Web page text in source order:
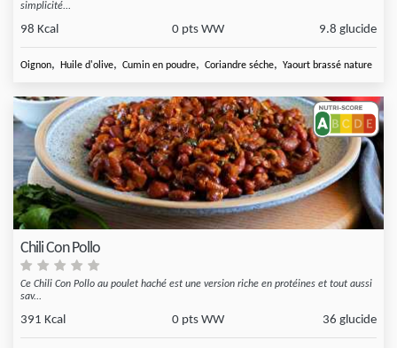
simplicité...
98 Kcal 0 pts WW 9.8 glucide
Oignon, Huile d'olive, Cumin en poudre, Coriandre séche, Yaourt brassé nature
Chili Con Pollo
Ce Chili Con Pollo au poulet haché est une version riche en protéines et tout aussi
sav...
391 Kcal 0 pts WW 36 glucide